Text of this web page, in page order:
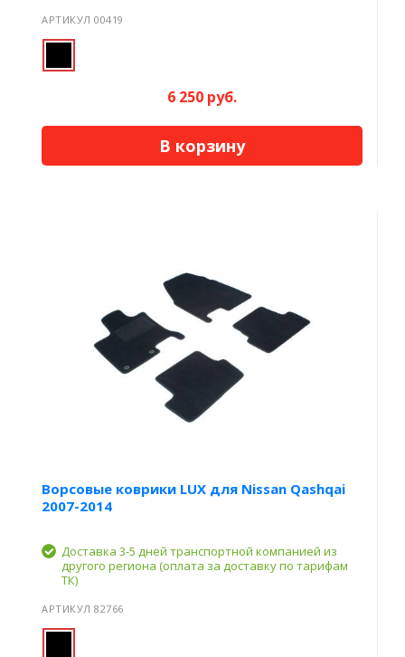
АРТИКУЛ 00419
6 250 руб.
В корзину
Ворсовые коврики LUX для Nissan Qashqai
2007-2014
Доставка 3-5 дней транспортной компанией из
другого региона (оплата за доставку по тарифам
ТК)
АРТИКУЛ 82766